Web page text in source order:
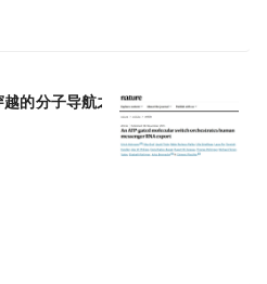
越的分子导航之旅